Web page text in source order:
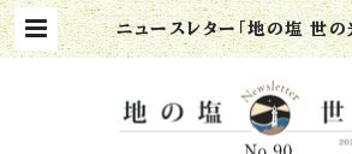
ニュースレター「地の塩 世
0『楽しい仲間づくり』 | 葡